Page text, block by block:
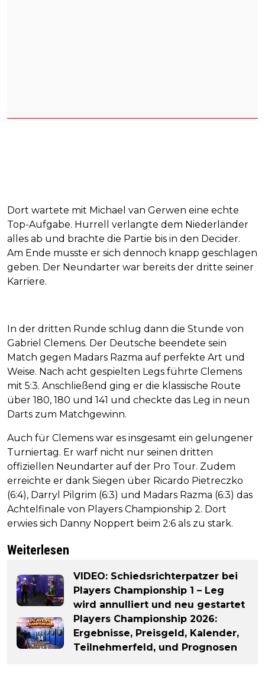
Dort wartete mit Michael van Gerwen eine echte
Top-Aufgabe. Hurrell verlangte dem Niederländer
alles ab und brachte die Partie bis in den Decider.
Am Ende musste er sich dennoch knapp geschlagen
geben. Der Neundarter war bereits der dritte seiner
Karriere.
In der dritten Runde schlug dann die Stunde von
Gabriel Clemens. Der Deutsche beendete sein
Match gegen Madars Razma auf perfekte Art und
Weise. Nach acht gespielten Legs führte Clemens
mit 5:3. Anschließend ging er die klassische Route
über 180, 180 und 141 und checkte das Leg in neun
Darts zum Matchgewinn.
Auch für Clemens war es insgesamt ein gelungener
Turniertag. Er warf nicht nur seinen dritten
offiziellen Neundarter auf der Pro Tour. Zudem
erreichte er dank Siegen über Ricardo Pietreczko
(6:4), Darryl Pilgrim (6:3) und Madars Razma (6:3) das
Achtelfinale von Players Championship 2. Dort
erwies sich Danny Noppert beim 2:6 als zu stark.
Weiterlesen
VIDEO: Schiedsrichterpatzer bei
Players Championship 1 – Leg
wird annulliert und neu gestartet
Players Championship 2026:
Ergebnisse, Preisgeld, Kalender,
Teilnehmerfeld, und Prognosen